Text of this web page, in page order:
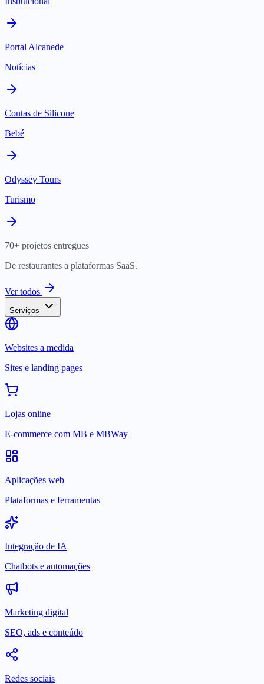
Portal Alcanede
Notícias
Contas de Silicone
Bebé
Odyssey Tours
Turismo
70+ projetos entregues
De restaurantes a plataformas SaaS.
Ver todos
Serviços
Websites a medida
Sites e landing pages
Lojas online
E-commerce com MB e MBWay
Aplicações web
Plataformas e ferramentas
Integração de IA
Chatbots e automações
Marketing digital
SEO, ads e conteúdo
Redes sociais